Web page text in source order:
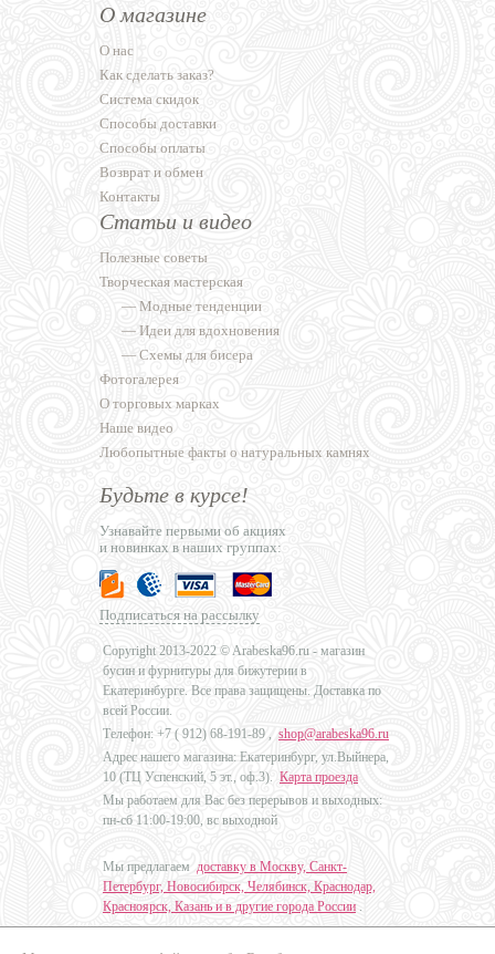
О магазине
О нас
Как сделать заказ?
Система скидок
Способы доставки
Способы оплаты
Возврат и обмен
Контакты
Статьи и видео
Полезные советы
Творческая мастерская
— Модные тенденции
— Идеи для вдохновения
— Схемы для бисера
Фотогалерея
О торговых марках
Наше видео
Любопытные факты о натуральных камнях
Будьте в курсе!
Узнавайте первыми об акциях
и новинках в наших группах:
Подписаться на рассылку
Copyright 2013-2022 © Arabeska96.ru - магазин
бусин и фурнитуры для бижутерии в
Екатеринбурге. Все права защищены. Доставка по
всей России.
Телефон: +7 ( 912) 68-191-89 , shop@arabeska96.ru
Адрес нашего магазина: Екатеринбург, ул.Выйнера,
10 (ТЦ Успенский, 5 эт., оф.3). Карта проезда
Мы работаем для Вас без перерывов и выходных:
пн-сб 11:00-19:00, вс выходной
Мы предлагаем доставку в Москву, Санкт-
Петербург, Новосибирск, Челябинск, Краснодар,
Красноярск, Казань и в другие города России.